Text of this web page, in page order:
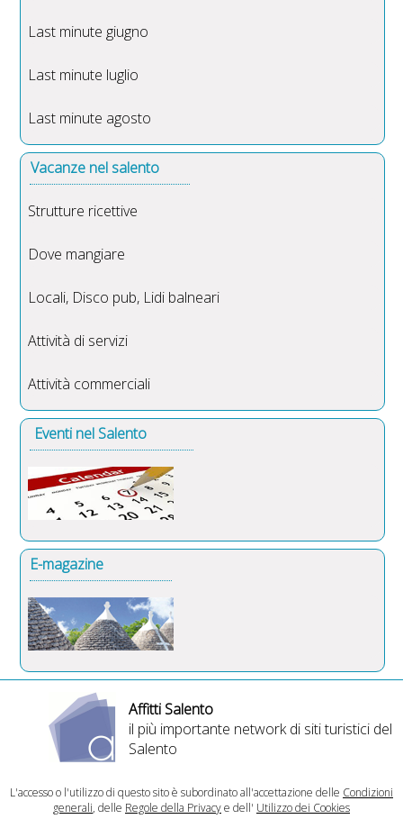
Last minute giugno
Last minute luglio
Last minute agosto
Vacanze nel salento
Strutture ricettive
Dove mangiare
Locali, Disco pub, Lidi balneari
Attività di servizi
Attività commerciali
Eventi nel Salento
E-magazine
Affitti Salento
il più importante network di siti turistici del
Salento
L'accesso o l'utilizzo di questo sito è subordinato all'accettazione delle Condizioni
generali, delle Regole della Privacye dell' Utilizzo dei Cookies